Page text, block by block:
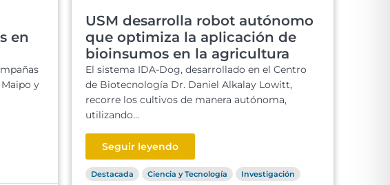
en
y
USM desarrolla robot autónomo
que optimiza la aplicación de
bioinsumos en la agricultura
El sistema IDA-Dog, desarrollado en el Centro
de Biotecnología Dr. Daniel Alkalay Lowitt,
recorre los cultivos de manera autónoma,
utilizando...
Seguir leyendo
Destacada Ciencia y Tecnología
Investigación